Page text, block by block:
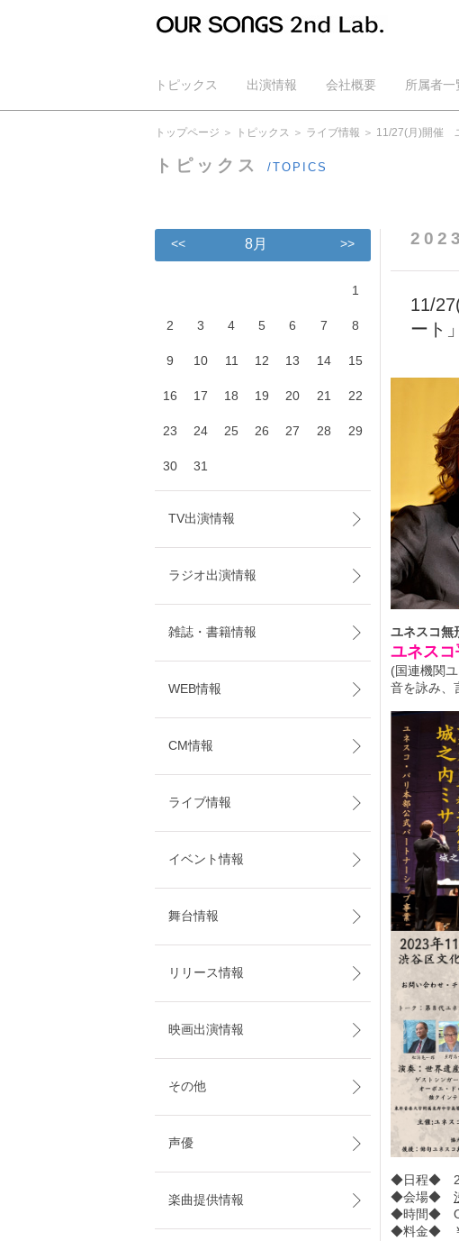
トピックス 出演情報 会社概要 所属者一
公式YouTube
トップページ トピックス ライブ情報 11/27(月)開催
トピックス /TOPICS
11/
ート
ユネスコ無
ユネスコ
(国連機関
音を詠み、
◆日程◆
◆会場◆
◆時間◆
◆料金◆ ￥
<< 8月 >>
1
2 3 4 5 6 7 8
9 10 11 12 13 14 15
16 17 18 19 20 21 22
23 24 25 26 27 28 29
30 31
TV出演情報
ラジオ出演情報
雑誌・書籍情報
WEB情報
CM情報
ライブ情報
イベント情報
舞台情報
リリース情報
映画出演情報
その他
声優
楽曲提供情報